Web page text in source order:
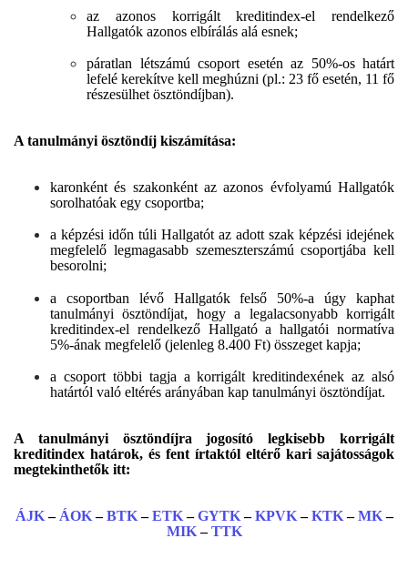
az azonos korrigált kreditindex-el rendelkező
Hallgatók azonos elbírálás alá esnek;
páratlan létszámú csoport esetén az 50%-os határt
lefelé kerekítve kell meghúzni (pl.: 23 fő esetén, 11 fő
részesülhet ösztöndíjban).
A tanulmányi ösztöndíj kiszámítása:
karonként és szakonként az azonos évfolyamú Hallgatók
sorolhatóak egy csoportba;
a képzési időn túli Hallgatót az adott szak képzési idejének
megfelelő legmagasabb szemeszterszámú csoportjába kell
besorolni;
a csoportban lévő Hallgatók felső 50%-a úgy kaphat
tanulmányi ösztöndíjat, hogy a legalacsonyabb korrigált
kreditindex-el rendelkező Hallgató a hallgatói normatíva
5%-ának megfelelő (jelenleg 8.400 Ft) összeget kapja;
a csoport többi tagja a korrigált kreditindexének az alsó
határtól való eltérés arányában kap tanulmányi ösztöndíjat.
A tanulmányi ösztöndíjra jogosító legkisebb korrigált
kreditindex határok, és fent írtaktól eltérő kari sajátosságok
megtekinthetők itt:
ÁJK – ÁOK –BTK –ETK –GYTK –KPVK –KTK –MK –
MIK –TTK